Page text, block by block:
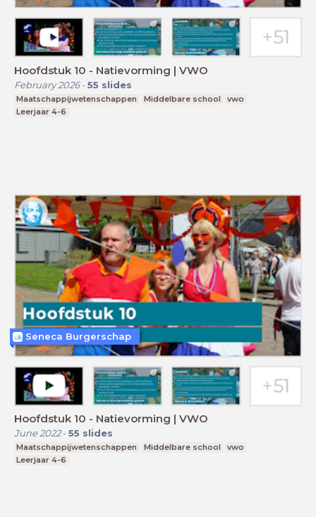
Hoofdstuk 10 - Natievorming | VWO
February 2026- 55 slides
Maatschappijwetenschappen Middelbare school
vwo
Leerjaar 4-6
Hoofdstuk 10 - Natievorming | VWO
June 2022- 55 slides
Maatschappijwetenschappen Middelbare school
vwo
Leerjaar 4-6
Seneca Burgerschap